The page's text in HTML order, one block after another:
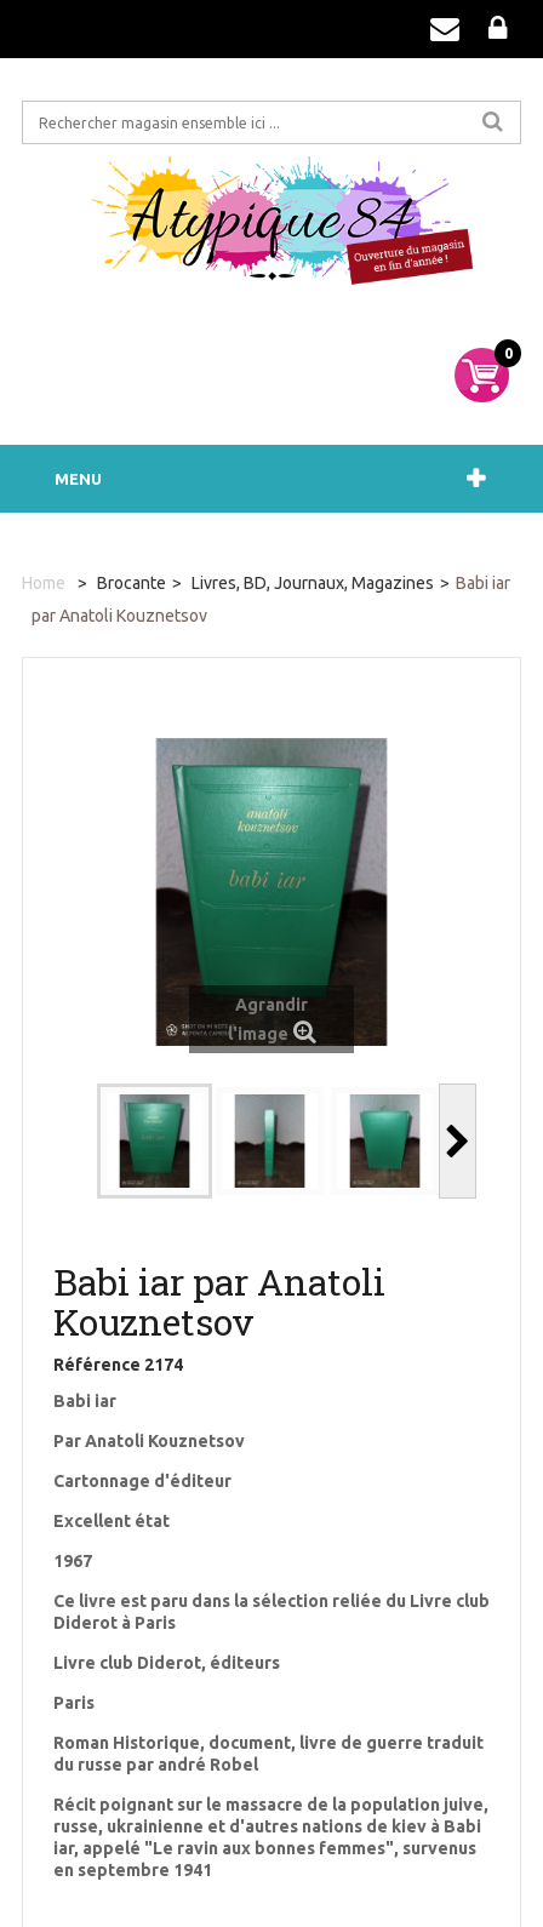
0
MENU
Home > Brocante > Livres, BD, Journaux, Magazines > Babi iar
par Anatoli Kouznetsov
Agrandir
l'image
Babi iar par Anatoli
Kouznetsov
Référence 2174
Babi iar
Par Anatoli Kouznetsov
Cartonnage d'éditeur
Excellent état
1967
Ce livre est paru dans la sélection reliée du Livre club
Diderot à Paris
Livre club Diderot, éditeurs
Paris
Roman Historique, document, livre de guerre traduit
du russe par andré Robel
Récit poignant sur le massacre de la population juive,
russe, ukrainienne et d'autres nations de kiev à Babi
iar, appelé "Le ravin aux bonnes femmes", survenus
en septembre 1941